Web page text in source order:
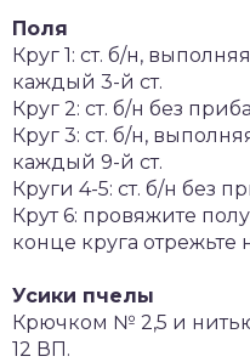
Поля
Круг 1: ст. б/н,
каждый 3-й ст.
Круг 2: ст. б/н без
Круг 3: ст. б/н,
каждый 9-й ст.
Круги 4-5: ст. б/н без
Крут 6: провяжите
конце круга отрежьте
Усики пчелы
Крючком № 2,5 и
12 ВП.